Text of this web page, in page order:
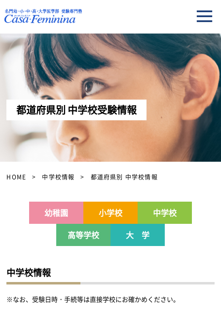
都道府県別 中学校受験情報
HOME 中学校情報 都道府県別 中学校情報
幼稚園 小学校
中学校
高等学校
大 学
中学校情報
※なお、受験日時・手続等は直接学校にお確かめください。